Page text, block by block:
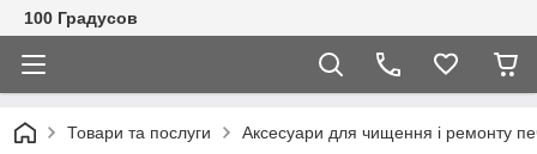
100 Градусов
Товари та послуги Аксесуари для чищення і ремонту